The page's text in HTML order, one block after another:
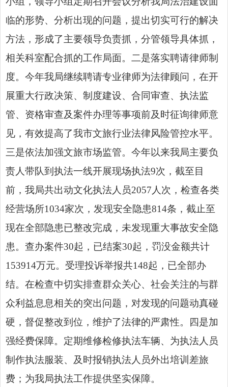
临的形势、分析出现的问题，提出切实可行的解决
方法，形成了主要领导负责抓，分管领导具体抓，
相关科室配合抓的工作局面。二是落实聘请律师制
度。今年我局继续聘请专业律师为法律顾问，在开
展重大行政决策、制度建设、合同审查、执法监
管、资格审查及案件办理等事项前及时征询律师意
见，有效提高了我市文旅行业法律风险管控水平。
三是依法加强文旅市场监管。今年以来我局主要负
责人带队到执法一线开展现场执法9次，截至目
前，我局共出动文化执法人员2057 人 次，检查各类
经营场所1034家次，发现安全隐患814条，截止至
现在全部隐患已整改完成，未发现重大事故安全隐
患。查办案件30起，已结案30起，罚没金额共计
153914万元。受理投诉举报共148起，已全部办
结。在检查中切实排查群众关心、社会关注的与群
众利益息息相关的突出问题，对发现的问题动真碰
硬，督促整改到位，维护了法律的严肃性。四是加
强经费保障。定期维修检修执法车辆、为执法人 员
制作执法服装、及时报销执法人 员外出培训差旅
费；为我局执法工作提供坚实保障。